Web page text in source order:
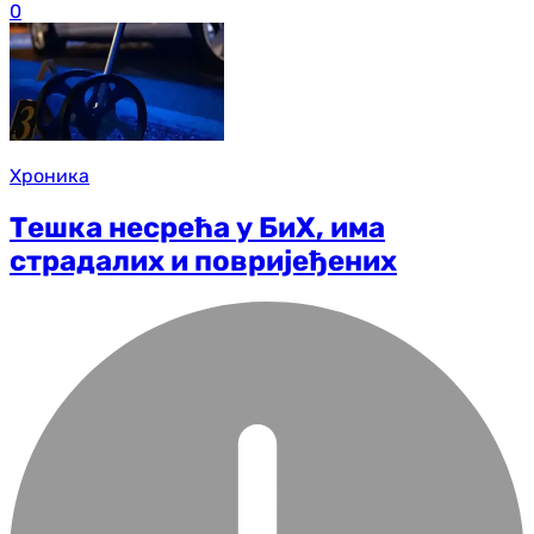
0
Хроника
Тешка несрећа у БиХ, има
страдалих и повријеђених